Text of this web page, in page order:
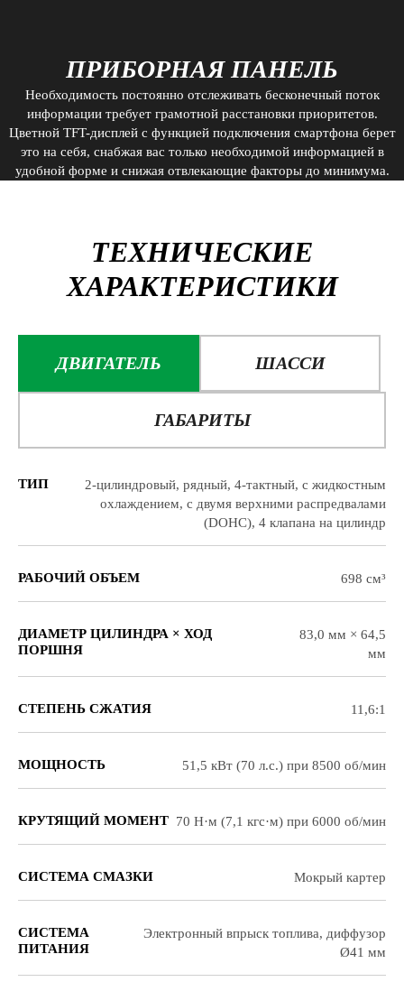
ПРИБОРНАЯ ПАНЕЛЬ
Необходимость постоянно отслеживать бесконечный поток
информации требует грамотной расстановки приоритетов.
Цветной TFT-дисплей с функцией подключения смартфона берет
это на себя, снабжая вас только необходимой информацией в
удобной форме и снижая отвлекающие факторы до минимума.
ТЕХНИЧЕСКИЕ
ХАРАКТЕРИСТИКИ
ДВИГАТЕЛЬ ШАССИ
ГАБАРИТЫ
ТИП
2-цилиндровый, рядный, 4-тактный, с жидкостным
охлаждением, с двумя верхними распредвалами
(DOHC), 4 клапана на цилиндр
РАБОЧИЙ ОБЪЕМ 698 см³
ДИАМЕТР ЦИЛИНДРА × ХОД
ПОРШНЯ
83,0 мм × 64,5
мм
СТЕПЕНЬ СЖАТИЯ 11,6:1
МОЩНОСТЬ 51,5 кВт (70 л.с.) при 8500 об/мин
КРУТЯЩИЙ МОМЕНТ 70 Н·м (7,1 кгс·м) при 6000 об/мин
СИСТЕМА СМАЗКИ Мокрый картер
СИСТЕМА
ПИТАНИЯ
Электронный впрыск топлива, диффузор
Ø41 мм